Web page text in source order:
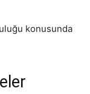
konusunda